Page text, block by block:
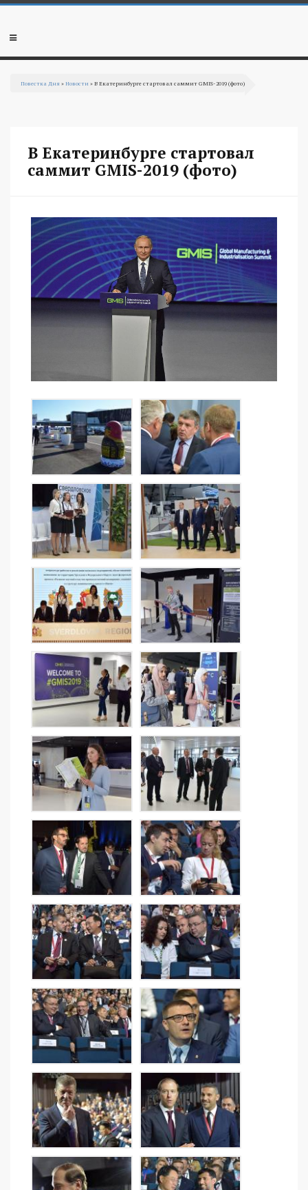
Перейти к основному содержанию
Мобильное
Повестка Дня »Новости » В Екатеринбурге стартовал саммит GMIS-2019 (фото)
В Екатеринбурге стартовал
саммит GMIS-2019 (фото)